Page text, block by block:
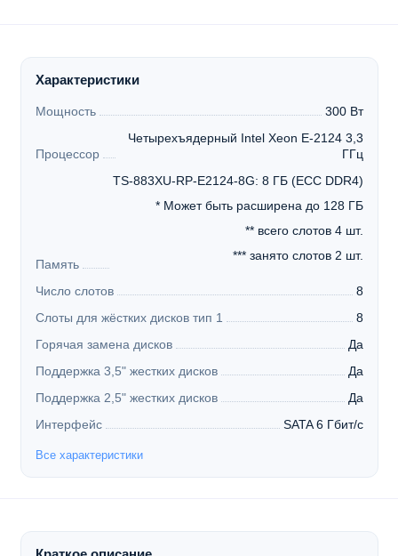
Характеристики
Мощность 300 Вт
Процессор
Четырехъядерный Intel Xeon E-2124 3,3
ГГц
Память
TS-883XU-RP-E2124-8G: 8 ГБ (ECC DDR4)
* Может быть расширена до 128 ГБ
** всего слотов 4 шт.
*** занято слотов 2 шт.
Число слотов
8
Слоты для жёстких дисков тип 1
8
Горячая замена дисков
Да
Поддержка 3,5" жестких дисков
Да
Поддержка 2,5" жестких дисков
Да
Интерфейс
SATA 6 Гбит/с
Все характеристики